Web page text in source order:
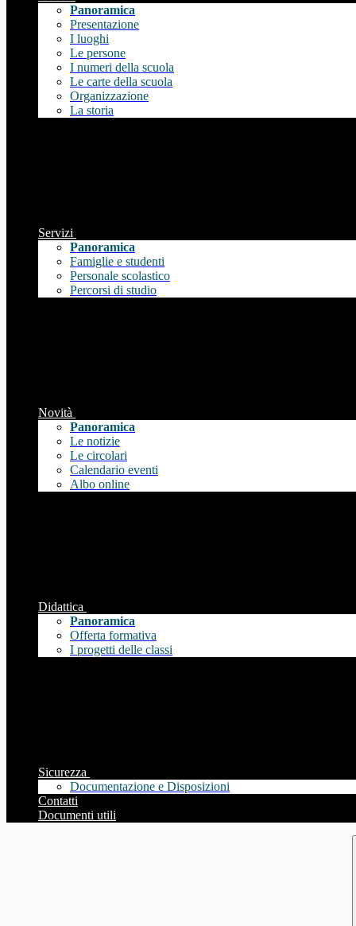
Panoramica
Presentazione
I luoghi
Le persone
I numeri della scuola
Le carte della scuola
Organizzazione
La storia
Servizi
Panoramica
Famiglie e studenti
Personale scolastico
Percorsi di studio
Novità
Panoramica
Le notizie
Le circolari
Calendario eventi
Albo online
Didattica
Panoramica
Offerta formativa
I progetti delle classi
Sicurezza
Documentazione e Disposizioni
Contatti
Documenti utili